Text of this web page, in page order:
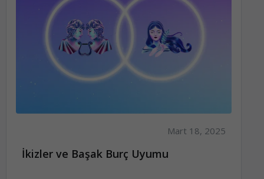
Mart 18, 2025
İkizler ve Başak Burç Uyumu